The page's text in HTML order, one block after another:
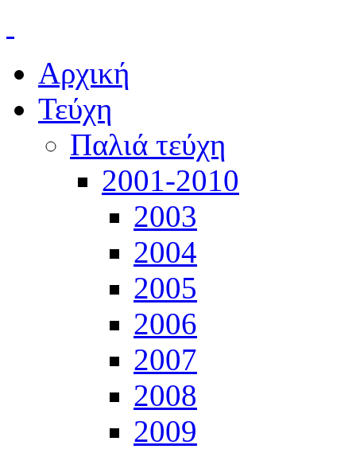
Αρχική
Τεύχη
Παλιά τεύχη
2001-2010
2003
2004
2005
2006
2007
2008
2009